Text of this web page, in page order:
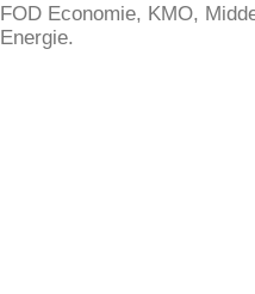
FOD Economie, KMO,
Energie.